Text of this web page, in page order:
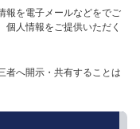
報を電子メールなどをでご
個人情報をご提供いただく
者へ開示・共有することは